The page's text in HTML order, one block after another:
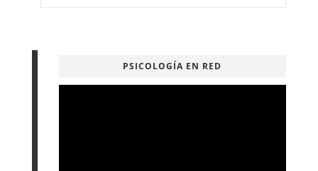
PSICOLOGÍA EN RED